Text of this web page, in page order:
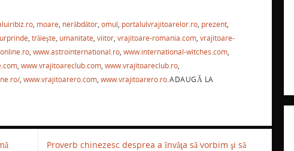
ar , moare nerăbdător, omul portalulvrajitoarelor.ro, prezent,
trăieşte umanitate viitor, vrajitoare-romania.com, vrajitoare-
www.astrointernational.ro www.international-witches.com
www.vrajitoareclub.com www.vrajitoareclub.ro
www.vrajitoarero.com www.vrajitoarero.ro ADAUGĂ LA
Proverb chinezesc desprea a învăţa să vorbim şi să